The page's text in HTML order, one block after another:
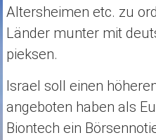
Altersheimen etc. zu
Länder munter mit
pieksen.
Israel soll einen
angeboten haben als
Biontech ein